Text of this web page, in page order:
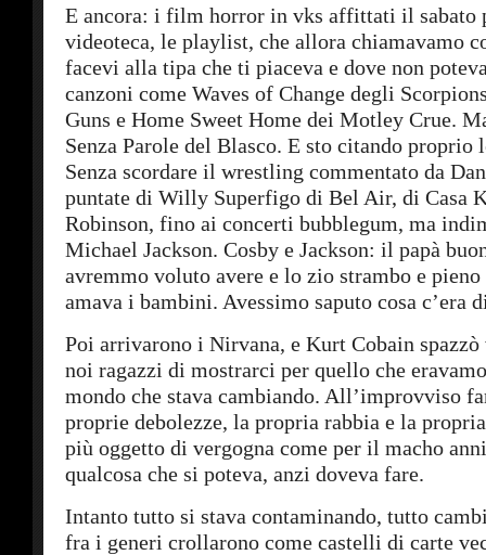
E ancora: i film horror in vks affittati il sabato
videoteca, le playlist, che allora chiamavamo
facevi alla tipa che ti piaceva e dove non
canzoni come Waves of Change degli
Guns e Home Sweet Home dei Motley Crue.
Senza Parole del Blasco. E sto citando proprio
Senza scordare il wrestling commentato da
puntate di Willy Superfigo di Bel Air, di Casa
Robinson, fino ai concerti bubblegum, ma
Michael Jackson. Cosby e Jackson: il papà
avremmo voluto avere e lo zio strambo e
amava i bambini. Avessimo saputo cosa
Poi arrivarono i Nirvana, e Kurt Cobain
noi ragazzi di mostrarci per quello che
mondo che stava cambiando. All’improvviso
proprie debolezze, la propria rabbia e la
più oggetto di vergogna come per il macho
qualcosa che si poteva, anzi doveva fare.
Intanto tutto si stava contaminando, tutto
fra i generi crollarono come castelli di carte